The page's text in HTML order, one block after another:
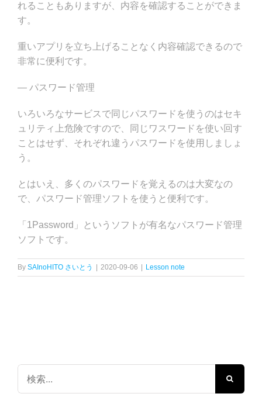
れることもありますが、内容を確認することができま
す。
重いアプリを立ち上げることなく内容確認できるので
非常に便利です。
— パスワード管理
いろいろなサービスで同じパスワードを使うのはセキ
ュリティ上危険ですので、同じワスワードを使い回す
ことはせず、それぞれ違うパスワードを使用しましょ
う。
とはいえ、多くのパスワードを覚えるのは大変なの
で、パスワード管理ソフトを使うと便利です。
「1Password」というソフトが有名なパスワード管理
ソフトです。
By SAInoHITO さいとう 2020-09-06 Lesson note
検
…